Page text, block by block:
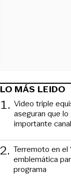
LO MÁS LEIDO
1. Video triple
aseguran que
importante
2. Terremoto en el
emblemática
programa